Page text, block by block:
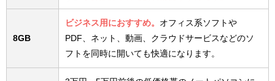
8GB
ビジネス用におすすめ。 オフィス系ソフトや
PDF、ネット、動画、クラウドサービスなどのソ
フトを同時に開いても快適になります。